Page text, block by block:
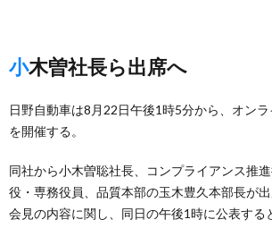
小木曽社長ら出席へ
日野自動車は8月22日午後1時5分から、オン
を開催する。
同社から小木曽聡社長、コンプライアンス推
役・専務役員、品質本部の玉木豊久本部長が
会見の内容に関し、同日の午後1時に公表する